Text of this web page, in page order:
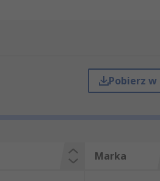
Pobierz w
Marka